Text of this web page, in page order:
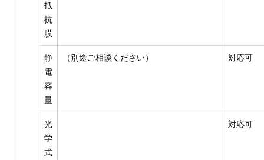
抵
抗
膜
静
電
容
量
（別途ご相談ください） 対応可
光
学
式
対応可